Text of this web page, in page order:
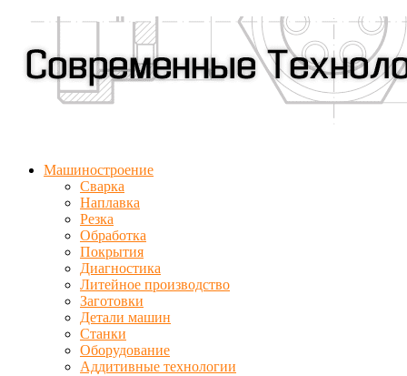
Машиностроение
Сварка
Наплавка
Резка
Обработка
Покрытия
Диагностика
Литейное производство
Заготовки
Детали машин
Станки
Оборудование
Аддитивные технологии